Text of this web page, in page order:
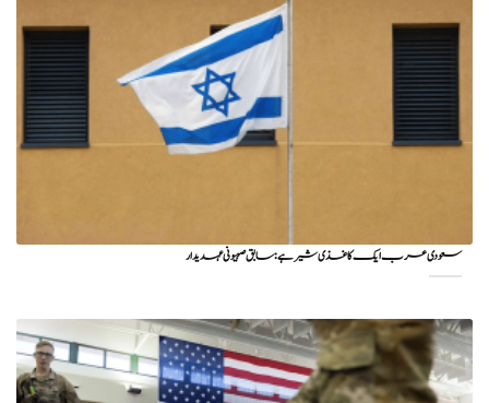
سعودی عرب ایک کاغذی شیر ہے: سابق صہیونی عہدیدار